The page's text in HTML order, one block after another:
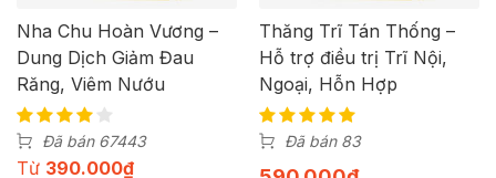
Nha Chu Hoàn Vương –
Dung Dịch Giảm Đau
Răng, Viêm Nướu
Đã bán 67443
Từ 390.000₫
Thăng Trĩ Tán Thống –
Hỗ trợ điều trị Trĩ Nội,
Ngoại, Hỗn Hợp
Đã bán 83